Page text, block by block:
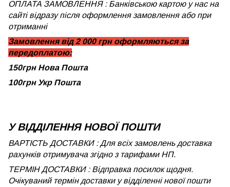
ОПЛАТА ЗАМОВЛЕННЯ : Банківською картою у нас на
сайті відразу після оформлення замовлення або при
отриманні
Замовлення від 2 000 грн оформляються за
передоплатою:
150грн Нова Пошта
100грн Укр Пошта
У ВІДДІЛЕННЯ НОВОЇ ПОШТИ
ВАРТІСТЬ ДОСТАВКИ : Для всіх замовлень доставка
рахунків отримувача згідно з тарифами НП.
ТЕРМІН ДОСТАВКИ : Відправка посилок щодня.
Очікуваний термін доставки у відділенні нової пошти